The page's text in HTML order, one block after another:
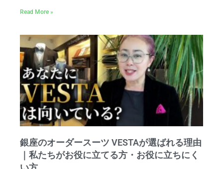
Read More »
銀座のオーダースーツ VESTAが選ばれる理由
｜私たちがお役に立てる方・お役に立ちにく